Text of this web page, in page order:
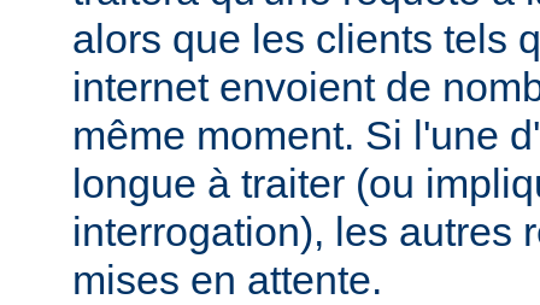
alors que les clients tels
internet envoient de
même moment. Si l'une
longue à traiter (ou
interrogation), les autres
mises en attente.